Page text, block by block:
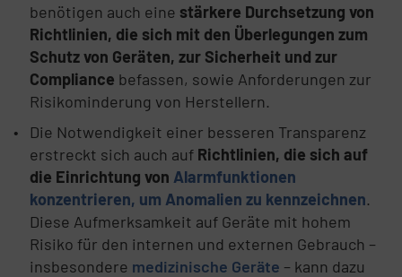
benötigen auch eine stärkere Durchsetzung von
Richtlinien, die sich mit den Überlegungen zum
Schutz von Geräten, zur Sicherheit und zur
Compliance befassen, sowie Anforderungen zur
Risikominderung von Herstellern.
Die Notwendigkeit einer besseren Transparenz
erstreckt sich auch auf Richtlinien, die sich auf
die Einrichtung von Alarmfunktionen
konzentrieren, um Anomalien zu kennzeichnen.
Diese Aufmerksamkeit auf Geräte mit hohem
Risiko für den internen und externen Gebrauch –
insbesondere medizinische Geräte – kann dazu